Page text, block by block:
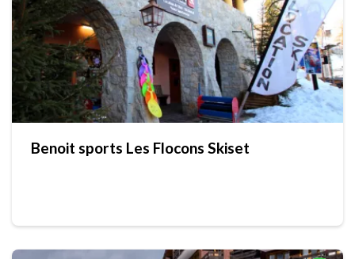
Benoit sports Les Flocons Skiset